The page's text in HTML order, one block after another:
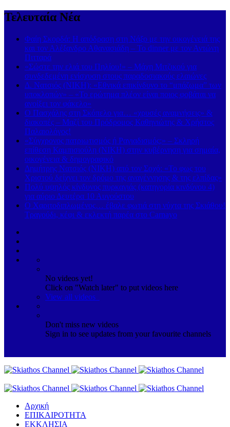
Τελευταία Νέα
Φαίη Σκορδά: Η απόδραση στη Νάξο με την οικογένειά της
και τον Αλέξανδρο Αθανασιάδη – Το dinner με τον Αντώνη
Πιτταρά
«Σώστε την ελιά του Πηλίου!» – Μάχη Μιτζικού για
συνδεδεμένη ενίσχυση στους παραδοσιακούς ελαιώνες
Δ. Νατσιός (ΝΙΚΗ): «Εθνικά επικίνδυνο το “μπάζωμα” των
υποκλοπών» – «Το ερώτημα πλέον είναι ποιος φοβάται να
ανοίξει τον φάκελο»
Ο Πασχάλης στη Σκόπελο για… «χρυσές αναμνήσεις» &
διακοπές – Μαζί του Πρόδρομος Καθηνιώτης & Χρήστος
Παλαιολόγος!
«Σύγχρονος πατριωτισμός ή Ραγιαδισμός;» – Σκληρή
επίθεση Καμπισιούλη (ΝΙΚΗ) στην κυβέρνηση για σημαία,
οικογένεια & δημογραφικό
Δημήτρης Νατσιός (ΝΙΚΗ) από τον Σοχό: «Το φως του
Χριστού δείχνει τον δρόμο της αναγέννησης & της ελπίδας»
Πολύ υψηλός κίνδυνος πυρκαγιάς (κατηγορία κινδύνου 4)
για αύριο Δευτέρα 10 Αυγούστου
Ο Χαριτοδιπλωμένος… έβαλε φωτιά στη νύχτα της Σκιάθου!
Τραγούδι, κέφι & εκλεκτή παρέα στο Carnayo
No videos yet!
Click on "Watch later" to put videos here
View all videos
Don't miss new videos
Sign in to see updates from your favourite channels
Αρχική
ΕΠΙΚΑΙΡΟΤΗΤΑ
ΕΚΚΛΗΣΙΑ